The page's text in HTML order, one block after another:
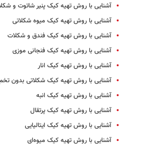
آشنایی با روش تهیه کیک پنیر شاتوت و
آشنایی با روش تهیه کیک میوه شکلاتی
آشنایی با روش تهیه کیک فندق و شکلات
آشنایی با روش تهیه کیک فنجانی موزی
آشنایی با روش تهیه کیک انار
آشنایی با روش تهیه کیک شکلاتی بدون
آشنایی با روش تهیه کیک انبه
آشنایی با روش تهیه کیک پرتقال
آشنایی با روش تهیه کیک ایتالیایی
آشنایی با روش تهیه کیک میوه‌ای